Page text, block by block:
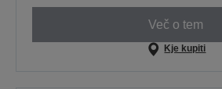
Več o tem
Kje kupiti